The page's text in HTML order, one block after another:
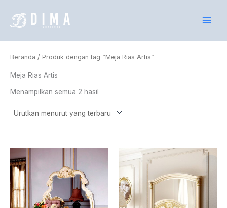
Beranda / Produk dengan tag “Meja Rias Artis”
Meja Rias Artis
Menampilkan semua 2 hasil